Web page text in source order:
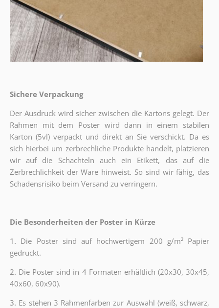
Sichere Verpackung
Der Ausdruck wird sicher zwischen die Kartons gelegt. Der
Rahmen mit dem Poster wird dann in einem stabilen
Karton (5vl) verpackt und direkt an Sie verschickt. Da es
sich hierbei um zerbrechliche Produkte handelt, platzieren
wir auf die Schachteln auch ein Etikett, das auf die
Zerbrechlichkeit der Ware hinweist. So sind wir fähig, das
Schadensrisiko beim Versand zu verringern.
Die Besonderheiten der Poster in Kürze
1. Die Poster sind auf hochwertigem 200 g/m² Papier
gedruckt.
2. Die Poster sind in 4 Formaten erhältlich (20x30, 30x45,
40x60, 60x90).
3. Es stehen 3 Rahmenfarben zur Auswahl (weiß, schwarz,